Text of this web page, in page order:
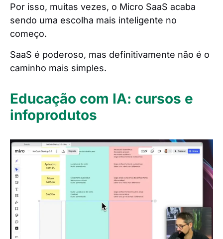
Por isso, muitas vezes, o Micro SaaS acaba
sendo uma escolha mais inteligente no
começo.
SaaS é poderoso, mas definitivamente não é o
caminho mais simples.
Educação com IA: cursos e
infoprodutos